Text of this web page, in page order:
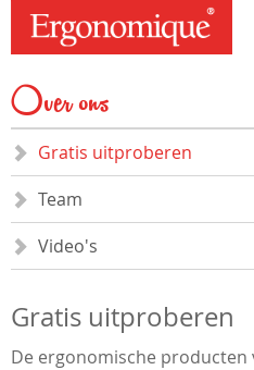
Over ons
Gratis uitproberen
Team
Video's
Gratis uitproberen
De ergonomische producten